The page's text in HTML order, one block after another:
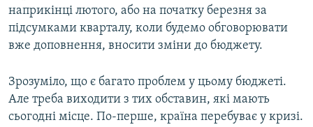
наприкінці лютого, або на початку березня за
підсумками кварталу, коли будемо обговорювати
вже доповнення, вносити зміни до бюджету.
Зрозуміло, що є багато проблем у цьому бюджеті.
Але треба виходити з тих обставин, які мають
сьогодні місце. По-перше, країна перебуває у кризі.